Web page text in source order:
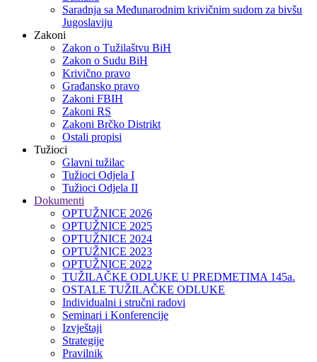
Saradnja sa Međunarodnim krivičnim sudom za bivšu
Jugoslaviju
Zakoni
Zakon o Тužilaštvu BiH
Zakon o Sudu BiH
Krivično pravo
Građansko pravo
Zakoni FBIH
Zakoni RS
Zakoni Brčko Distrikt
Ostali propisi
Tužioci
Glavni tužilac
Tužioci Odjela I
Tužioci Odjela II
Dokumenti
OPTUŽNICE 2026
OPTUŽNICE 2025
OPTUŽNICE 2024
OPTUŽNICE 2023
OPTUŽNICE 2022
TUŽILAČKE ODLUKE U PREDMETIMA 145a.
OSTALE TUŽILAČKE ODLUKE
Individualni i stručni radovi
Seminari i Konferencije
Izvještaji
Strategije
Pravilnik